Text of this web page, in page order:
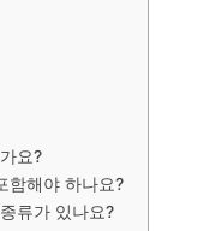
요?
함해야 하나요?
류가 있나요?